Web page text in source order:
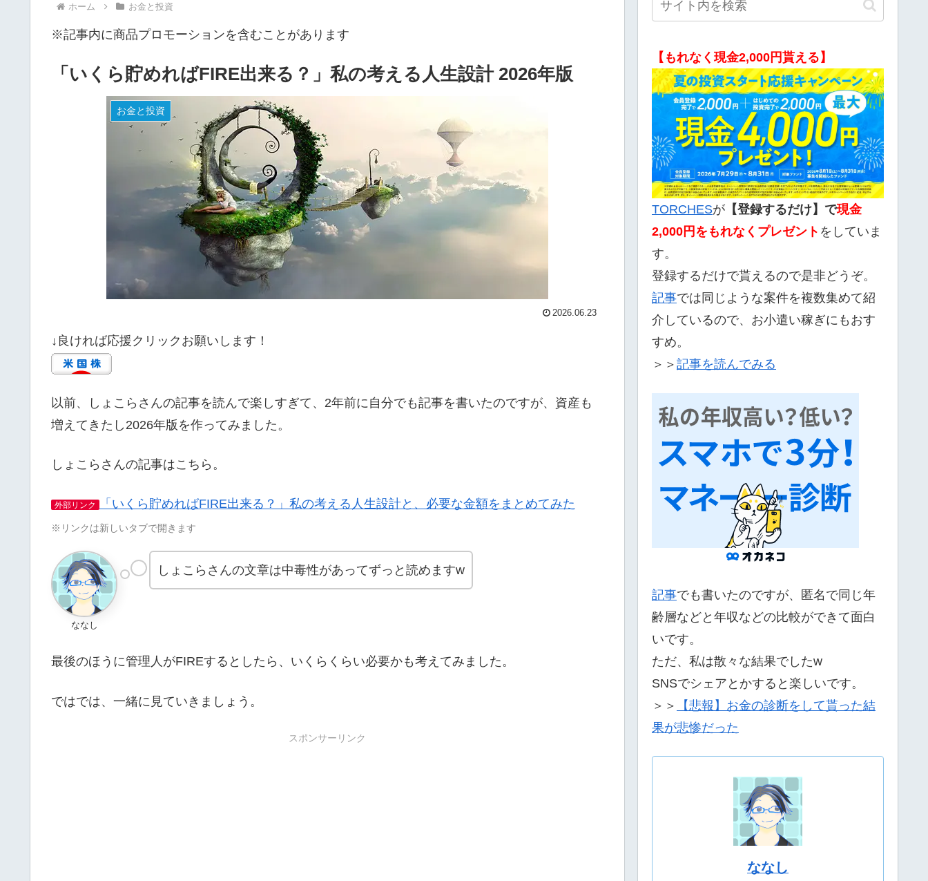
ホーム お金と投資
※記事内に商品プロモーションを含むことがあります
「いくら貯めればFIRE出来る？」私の考える人生設計 2026年版
お金と投資
2026.06.23
↓良ければ応援クリックお願いします！
以前、しょこらさんの記事を読んで楽しすぎて、2年前に自分でも記事を書いたのですが、資産も
増えてきたし2026年版を作ってみました。
しょこらさんの記事はこちら。
外部リンク 「いくら貯めればFIRE出来る？」私の考える人生設計と、必要な金額をまとめてみた
※リンクは新しいタブで開きます
ななし
しょこらさんの文章は中毒性があってずっと読めますw
最後のほうに管理人がFIREするとしたら、いくらくらい必要かも考えてみました。
ではでは、一緒に見ていきましょう。
スポンサーリンク
【もれなく現金2,000円貰える】
TORCHESが 【登録するだけ】で現金
2,000 円をもれなくプレゼント をしていま
す。
登録するだけで貰えるので是非どうぞ。
記事では同じような案件を複数集めて紹
介しているので、お小遣い稼ぎにもおす
すめ。
＞＞ 記事を読んでみる
記事でも書いたのですが、匿名で同じ年
齢層などと年収などの比較ができて面白
いです。
ただ、私は散々な結果でしたw
SNSでシェアとかすると楽しいです。
＞＞
【悲報】お金の診断をして貰った結
果が悲惨だった
ななし